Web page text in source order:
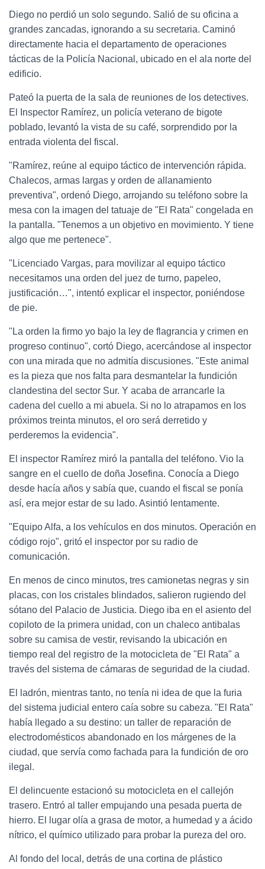
Diego no perdió un solo segundo. Salió de su oficina a
grandes zancadas, ignorando a su secretaria. Caminó
directamente hacia el departamento de operaciones
tácticas de la Policía Nacional, ubicado en el ala norte del
edificio.
Pateó la puerta de la sala de reuniones de los detectives.
El Inspector Ramírez, un policía veterano de bigote
poblado, levantó la vista de su café, sorprendido por la
entrada violenta del fiscal.
"Ramírez, reúne al equipo táctico de intervención rápida.
Chalecos, armas largas y orden de allanamiento
preventiva", ordenó Diego, arrojando su teléfono sobre la
mesa con la imagen del tatuaje de "El Rata" congelada en
la pantalla. "Tenemos a un objetivo en movimiento. Y tiene
algo que me pertenece".
"Licenciado Vargas, para movilizar al equipo táctico
necesitamos una orden del juez de turno, papeleo,
justificación…", intentó explicar el inspector, poniéndose
de pie.
"La orden la firmo yo bajo la ley de flagrancia y crimen en
progreso continuo", cortó Diego, acercándose al inspector
con una mirada que no admitía discusiones. "Este animal
es la pieza que nos falta para desmantelar la fundición
clandestina del sector Sur. Y acaba de arrancarle la
cadena del cuello a mi abuela. Si no lo atrapamos en los
próximos treinta minutos, el oro será derretido y
perderemos la evidencia".
El inspector Ramírez miró la pantalla del teléfono. Vio la
sangre en el cuello de doña Josefina. Conocía a Diego
desde hacía años y sabía que, cuando el fiscal se ponía
así, era mejor estar de su lado. Asintió lentamente.
"Equipo Alfa, a los vehículos en dos minutos. Operación en
código rojo", gritó el inspector por su radio de
comunicación.
En menos de cinco minutos, tres camionetas negras y sin
placas, con los cristales blindados, salieron rugiendo del
sótano del Palacio de Justicia. Diego iba en el asiento del
copiloto de la primera unidad, con un chaleco antibalas
sobre su camisa de vestir, revisando la ubicación en
tiempo real del registro de la motocicleta de "El Rata" a
través del sistema de cámaras de seguridad de la ciudad.
El ladrón, mientras tanto, no tenía ni idea de que la furia
del sistema judicial entero caía sobre su cabeza. "El Rata"
había llegado a su destino: un taller de reparación de
electrodomésticos abandonado en los márgenes de la
ciudad, que servía como fachada para la fundición de oro
ilegal.
El delincuente estacionó su motocicleta en el callejón
trasero. Entró al taller empujando una pesada puerta de
hierro. El lugar olía a grasa de motor, a humedad y a ácido
nítrico, el químico utilizado para probar la pureza del oro.
Al fondo del local, detrás de una cortina de plástico